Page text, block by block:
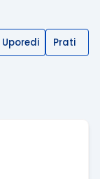
Uporedi Prati